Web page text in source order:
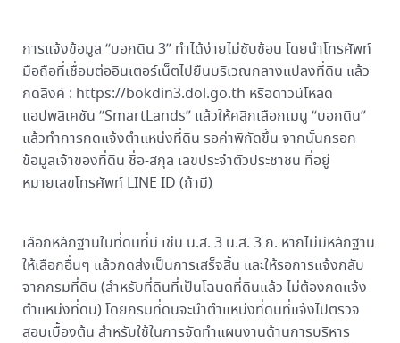
การแจ้งข้อมูล “บอกดิน 3” ทำได้ง่ายไม่ซับซ้อน โดยนำโทรศัพท์
มือถือที่เชื่อมต่ออินเตอร์เน็ตไปยืนบริเวณกลางแปลงที่ดิน แล้ว
กดลิงค์ : https://bokdin3.dol.go.th หรือดาวน์โหลด
แอปพลิเคชัน “SmartLands” แล้วให้คลิกเลือกเมนู “บอกดิน”
แล้วทำการกดแจ้งตำแหน่งที่ดิน รอค่าพิกัดขึ้น จากนั้นกรอก
ข้อมูลเจ้าของที่ดิน ชื่อ-สกุล เลขประจำตัวประชาชน ที่อยู่
หมายเลขโทรศัพท์ LINE ID (ถ้ามี)
เลือกหลักฐานในที่ดินที่มี เช่น น.ส. 3 น.ส. 3 ก. หากไม่มีหลักฐาน
ให้เลือกอื่นๆ แล้วกดส่งเป็นการเสร็จสิ้น และให้รอการแจ้งกลับ
จากกรมที่ดิน (สำหรับที่ดินที่เป็นโฉนดที่ดินแล้ว ไม่ต้องกดแจ้ง
ตำแหน่งที่ดิน) โดยกรมที่ดินจะนำตำแหน่งที่ดินที่แจ้งไปตรวจ
สอบเบื้องต้น สำหรับใช้ในการจัดทำแผนงานด้านการบริหาร